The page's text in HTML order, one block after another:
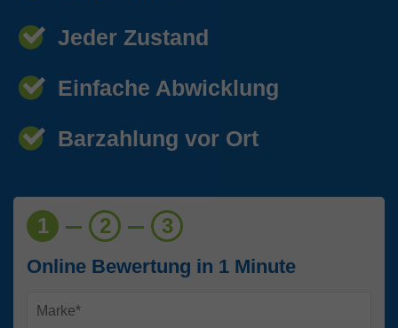
Jeder Zustand
Einfache Abwicklung
Barzahlung vor Ort
1 2 3
Online Bewertung in 1 Minute